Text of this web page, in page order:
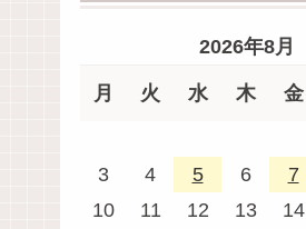
2026年8月
月 火 水 木 金
3
4 5 6 7
10
11 12 13 14